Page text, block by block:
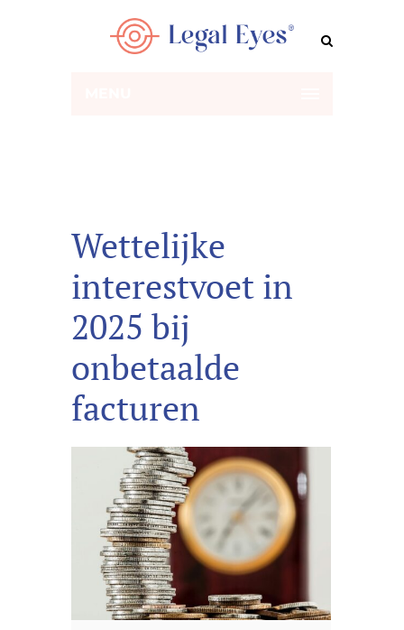
Wettelijke
interestvoet in
2025 bij
onbetaalde
facturen